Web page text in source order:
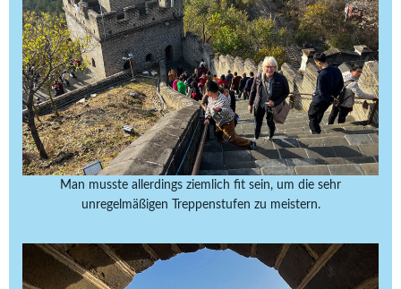
Man musste allerdings ziemlich fit sein, um die sehr
unregelmäßigen Treppenstufen zu meistern.